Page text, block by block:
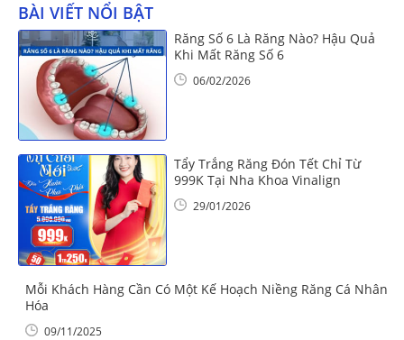
BÀI VIẾT NỔI BẬT
Răng Số 6 Là Răng Nào? Hậu Quả
Khi Mất Răng Số 6
06/02/2026
Tẩy Trắng Răng Đón Tết Chỉ Từ
999K Tại Nha Khoa Vinalign
29/01/2026
Mỗi Khách Hàng Cần Có Một Kế Hoạch Niềng Răng Cá Nhân
Hóa
09/11/2025